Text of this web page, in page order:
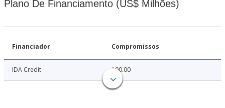
Plano De Financiamento (US$ Milhões)
Financiador Compromissos
IDA Credit 100.00